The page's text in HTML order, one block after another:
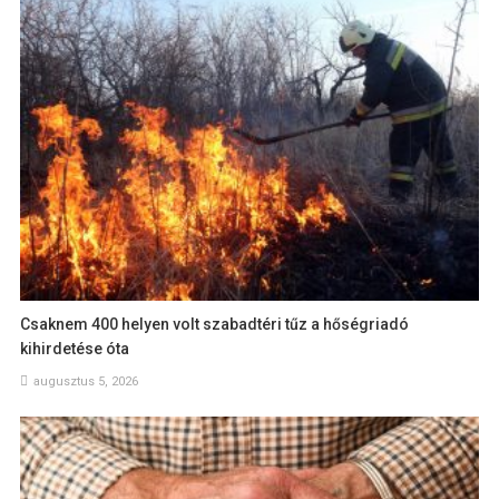
Csaknem 400 helyen volt szabadtéri tűz a hőségriadó
kihirdetése óta
augusztus 5, 2026